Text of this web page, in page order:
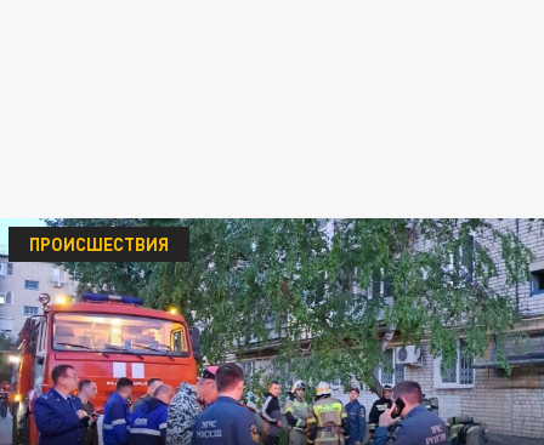
ПРОИСШЕСТВИЯ